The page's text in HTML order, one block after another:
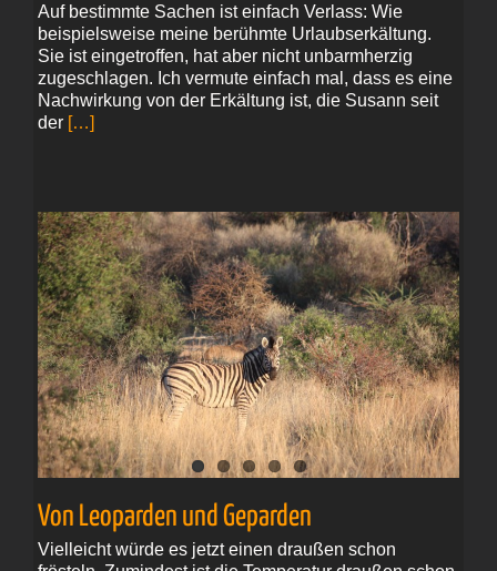
Auf bestimmte Sachen ist einfach Verlass: Wie
beispielsweise meine berühmte Urlaubserkältung.
Sie ist eingetroffen, hat aber nicht unbarmherzig
zugeschlagen. Ich vermute einfach mal, dass es eine
Nachwirkung von der Erkältung ist, die Susann seit
der[…]
Von Leoparden und Geparden
Vielleicht würde es jetzt einen draußen schon